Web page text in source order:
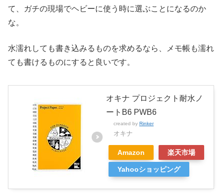
て、ガチの現場でヘビーに使う時に選ぶことになるのか
な。
水濡れしても書き込みるものを求めるなら、メモ帳も濡れ
ても書けるものにすると良いです。
オキナ プロジェクト耐水ノ
ートB6 PWB6
created by Rinker
オキナ
Amazon 楽天市場
Yahooショッピング